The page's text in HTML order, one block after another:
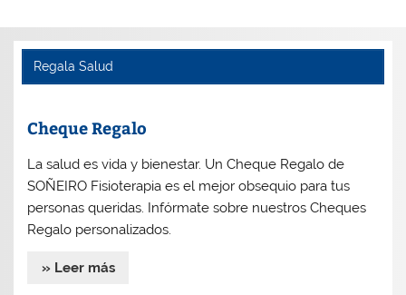
Regala Salud
Cheque Regalo
La salud es vida y bienestar. Un Cheque Regalo de
SOÑEIRO Fisioterapia es el mejor obsequio para tus
personas queridas. Infórmate sobre nuestros Cheques
Regalo personalizados.
» Leer más